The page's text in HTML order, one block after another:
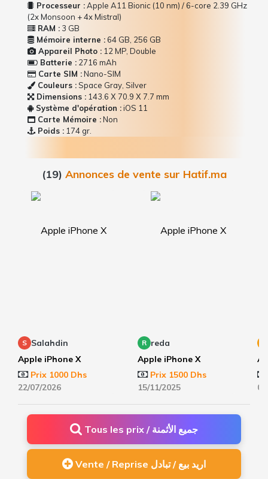
Processeur :Apple A11 Bionic (10 nm) / 6-core 2.39 GHz
(2x Monsoon + 4x Mistral)
RAM : 3 GB
Mémoire interne :64 GB, 256 GB
Appareil Photo : 12 MP, Double
Batterie : 2716 mAh
Carte SIM :Nano-SIM
Couleurs :Space Gray, Silver
Dimensions : 143.6 Х 70.9 Х 7.7 mm
Système d'opération :iOS 11
Carte Mémoire :Non
Poids : 174 gr.
(19) Annonces de vente sur Hatif.ma
S Salahdin
Apple iPhone X
Prix 1000 Dhs
22/07/2026
R reda
Apple iPhone X
Prix 1500 Dhs
15/11/2025
Tous les prix / جميع الأثمنة
Vente / Reprise اريد بيع / تبادل